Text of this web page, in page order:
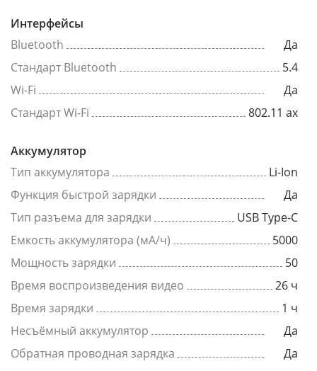
Интерфейсы
Bluetooth
Да
Стандарт Bluetooth
5.4
Wi-Fi
Да
Стандарт Wi-Fi
802.11 ax
Аккумулятор
Тип аккумулятора
Li-Ion
Функция быстрой зарядки
Да
Тип разъема для зарядки
USB Type-C
Емкость аккумулятора (мА/ч)
5000
Мощность зарядки
50
Время воспроизведения видео
26 ч
Время зарядки
1 ч
Несъёмный аккумулятор
Да
Обратная проводная зарядка
Да